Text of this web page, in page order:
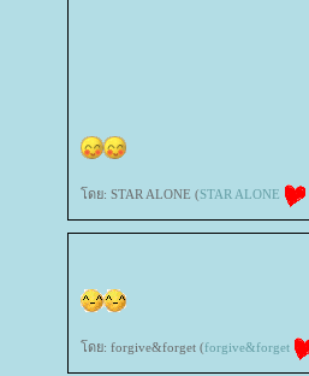
ดย: STAR ALONE (STAR ALONE
ดย: forgive&forget (forgive&forget